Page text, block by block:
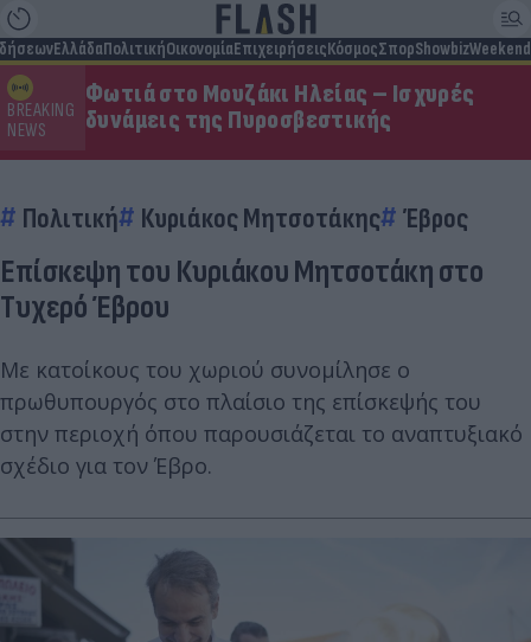
ΕλλάδαΠολιτικήΟικονομίαΕπιχειρήσειςΚόσμοςΣπορShowbizWeekend
BREAKING
NEWS
Φωτιά στο Μουζάκι Ηλείας – Ισχυρές
δυνάμεις της Πυροσβεστικής
Πολιτική Κυριάκος Μητσοτάκης Έβρος
Eπίσκεψη του Κυριάκου Μητσοτάκη στο
Τυχερό Έβρου
Με κατοίκους του χωριού συνομίλησε ο
πρωθυπουργός στο πλαίσιο της επίσκεψής του
στην περιοχή όπου παρουσιάζεται το αναπτυξιακό
σχέδιο για τον Έβρο.